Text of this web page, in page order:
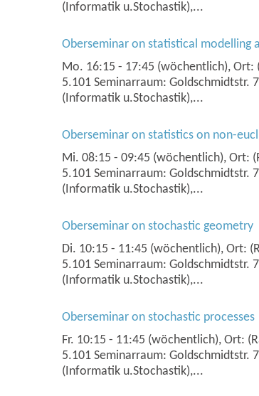
(Informatik u.Stochastik),...
Oberseminar on statistical modelling
Mo. 16:15 - 17:45 (wöchentlich), Ort:
5.101 Seminarraum: Goldschmidtstr. 7
(Informatik u.Stochastik),...
Oberseminar on statistics on non-
Mi. 08:15 - 09:45 (wöchentlich), Ort:
5.101 Seminarraum: Goldschmidtstr. 7
(Informatik u.Stochastik),...
Oberseminar on stochastic geometry
Di. 10:15 - 11:45 (wöchentlich), Ort:
5.101 Seminarraum: Goldschmidtstr. 7
(Informatik u.Stochastik),...
Oberseminar on stochastic processes
Fr. 10:15 - 11:45 (wöchentlich), Ort:
5.101 Seminarraum: Goldschmidtstr. 7
(Informatik u.Stochastik),...